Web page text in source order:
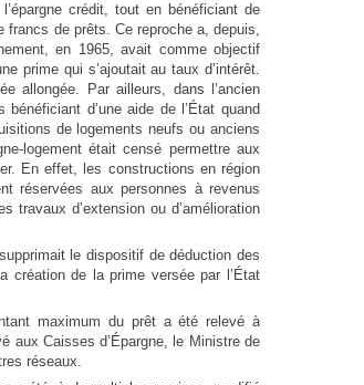
crédit, tout en bénéficiant de
francs de prêts. Ce reproche a, depuis,
en 1965, avait comme objectif
prime qui s’ajoutait au taux d’intérêt.
allongée. Par ailleurs, dans l’ancien
d’une aide de l’État quand
de logements neufs ou anciens
logement était censé permettre aux
En effet, les constructions en région
réservées aux personnes à revenus
travaux d’extension ou d’amélioration
le dispositif de déduction des
création de la prime versée par l’État
maximum du prêt a été relevé à
aux Caisses d’Épargne, le Ministre de
réseaux.